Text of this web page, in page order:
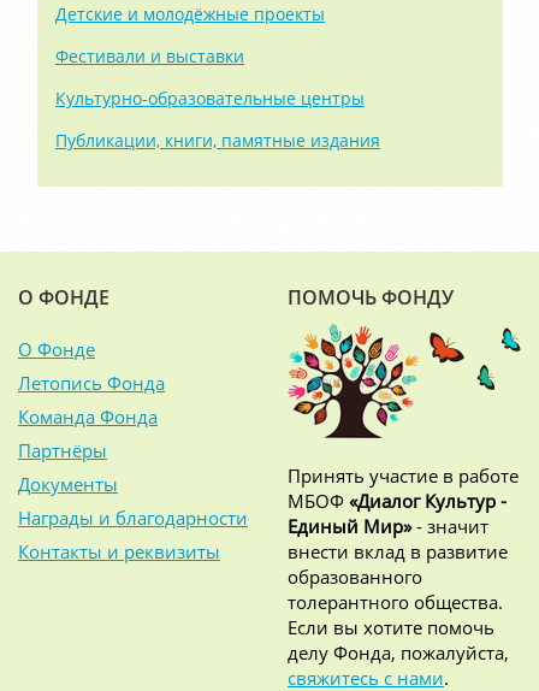
Детские и молодёжные проекты
Фестивали и выставки
Культурно-образовательные центры
Публикации, книги, памятные издания
О ФОНДЕ
О Фонде
Летопись Фонда
Команда Фонда
Партнёры
Документы
Награды и благодарности
Контакты и реквизиты
ПОМОЧЬ ФОНДУ
Принять участие в работе
МБОФ «Диалог Культур -
Единый Мир»- значит
внести вклад в развитие
образованного
толерантного общества.
Если вы хотите помочь
делу Фонда, пожалуйста,
свяжитесь с нами.